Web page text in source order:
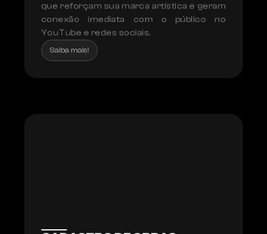
que reforçam sua marca artística e geram
conexão imediata com o público no
YouTube e redes sociais.
Saiba mais!